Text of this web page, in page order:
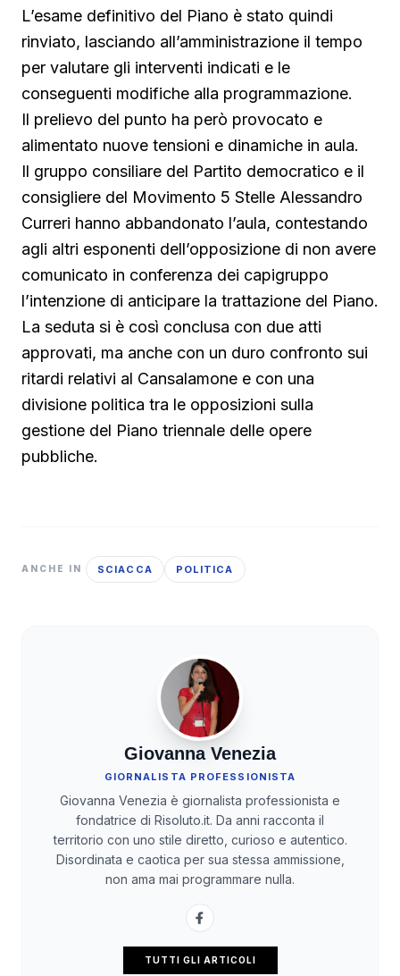
L’esame definitivo del Piano è stato quindi
rinviato, lasciando all’amministrazione il tempo
per valutare gli interventi indicati e le
conseguenti modifiche alla programmazione.
Il prelievo del punto ha però provocato e
alimentato nuove tensioni e dinamiche in aula.
Il gruppo consiliare del Partito democratico e il
consigliere del Movimento 5 Stelle Alessandro
Curreri hanno abbandonato l’aula, contestando
agli altri esponenti dell’opposizione di non avere
comunicato in conferenza dei capigruppo
l’intenzione di anticipare la trattazione del Piano.
La seduta si è così conclusa con due atti
approvati, ma anche con un duro confronto sui
ritardi relativi al Cansalamone e con una
divisione politica tra le opposizioni sulla
gestione del Piano triennale delle opere
pubbliche.
ANCHE IN SCIACCA POLITICA
Giovanna Venezia
GIORNALISTA PROFESSIONISTA
Giovanna Venezia è giornalista professionista e
fondatrice di Risoluto.it. Da anni racconta il
territorio con uno stile diretto, curioso e autentico.
Disordinata e caotica per sua stessa ammissione,
non ama mai programmare nulla.
TUTTI GLI ARTICOLI